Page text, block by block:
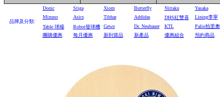
品牌及分類:
Donic Stiga Xiom Butterfly Nittaku
Yasaka
Mizuno
Asics Tibhar Addidas DHS紅雙喜
Lining李寧
Table 球檯 Robot發球機 Gewo Dr. Neubauer KTL
Palio拍里奧
團購優惠
每月優惠 新到貨品 新產品 優惠組合 預約商品